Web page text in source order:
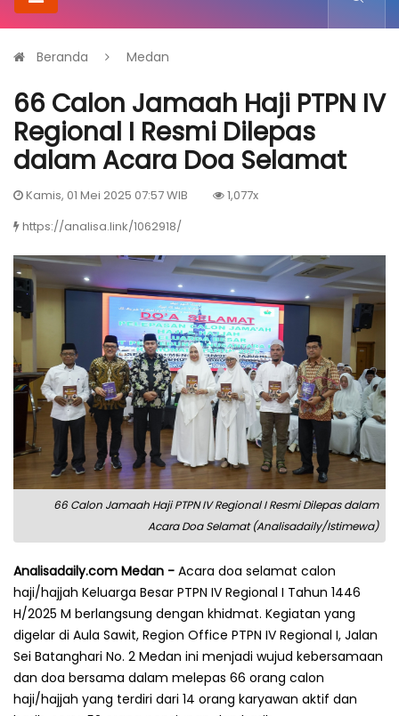
Beranda Medan
66 Calon Jamaah Haji PTPN IV
Regional I Resmi Dilepas
dalam Acara Doa Selamat
Kamis, 01 Mei 2025 07:57 WIB
1,077x
https://analisa.link/1062918/
66 Calon Jamaah Haji PTPN IV Regional I Resmi Dilepas dalam
Acara Doa Selamat (Analisadaily/Istimewa)
Analisadaily.com Medan - Acara doa selamat calon
haji/hajjah Keluarga Besar PTPN IV Regional I Tahun 1446
H/2025 M berlangsung dengan khidmat. Kegiatan yang
digelar di Aula Sawit, Region Office PTPN IV Regional I, Jalan
Sei Batanghari No. 2 Medan ini menjadi wujud kebersamaan
dan doa bersama dalam melepas 66 orang calon
haji/hajjah yang terdiri dari 14 orang karyawan aktif dan